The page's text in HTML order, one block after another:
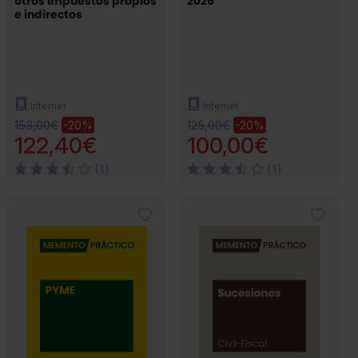
e indirectos
Internet
153,00€ -20%
122,40€
Internet
125,00€ -20%
100,00€